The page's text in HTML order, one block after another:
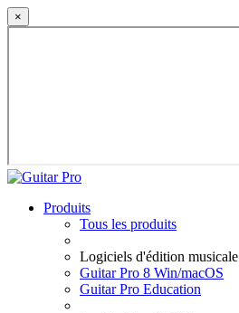
×
Produits
Tous les produits
Logiciels d'édition musicale
Guitar Pro 8 Win/macOS
Guitar Pro Education